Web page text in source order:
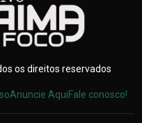
os direitos reservados
Anuncie AquiFale conosco!